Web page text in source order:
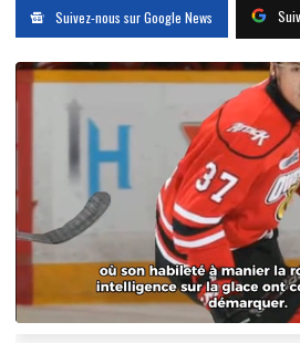
Suivez-nous sur Google News